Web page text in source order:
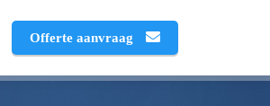
Offerte aanvraag